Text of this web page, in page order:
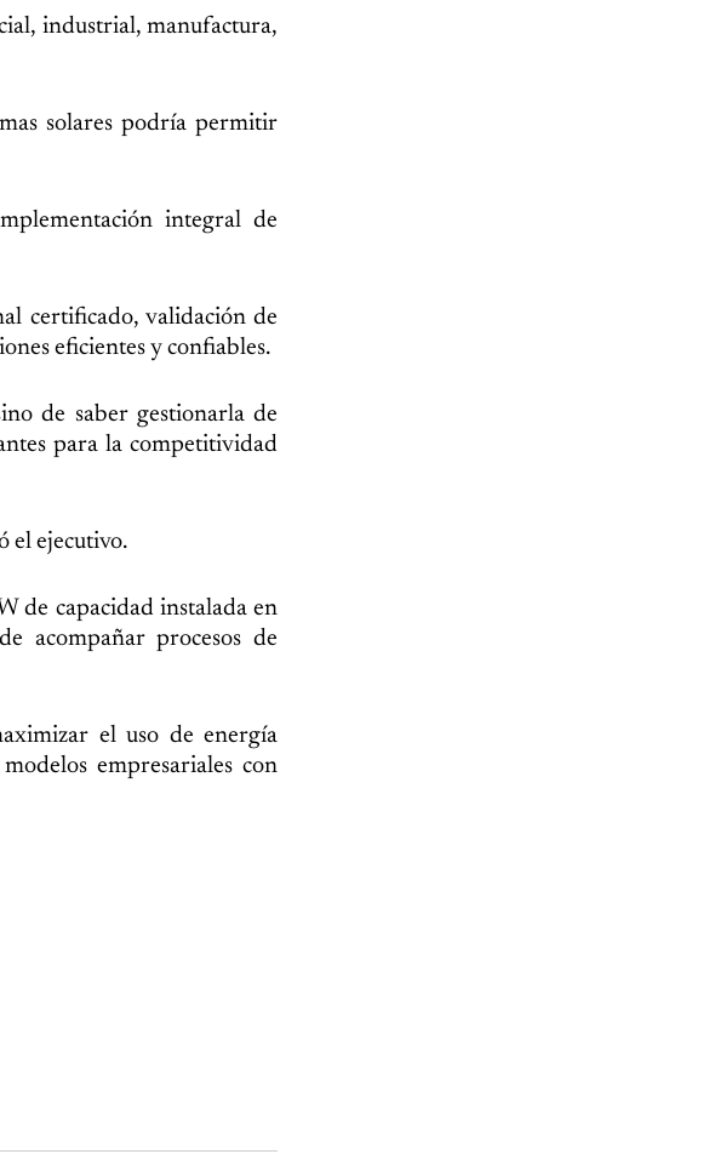
industrial, manufactura,
solares podría permitir
integral de
certificado, validación de
eficientes y confiables.
de saber gestionarla de
para la competitividad
el ejecutivo.
de capacidad instalada en
acompañar procesos de
el uso de energía
empresariales con